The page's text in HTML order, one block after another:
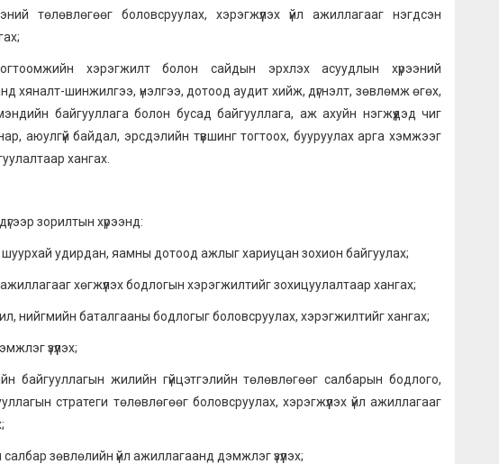
төлөвлөгөөг боловсруулах, хэрэгжүүлэх үйл ажиллагааг нэгдсэн
хэрэгжилт болон сайдын эрхлэх асуудлын хүрээний
хяналт-шинжилгээ, үнэлгээ, дотоод аудит хийж, дүгнэлт, зөвлөмж өгөх,
байгууллага болон бусад байгууллага, аж ахуйн нэгжүүдэд чиг
аюулгүй байдал, эрсдэлийн түвшинг тогтоох, бууруулах арга хэмжээг
хангах.
зорилтын хүрээнд:
удирдан, яамны дотоод ажлыг хариуцан зохион байгуулах;
хөгжүүлэх бодлогын хэрэгжилтийг зохицуулалтаар хангах;
баталгааны бодлогыг боловсруулах, хэрэгжилтийг хангах;
үзүүлэх;
жилийн гүйцэтгэлийн төлөвлөгөөг салбарын бодлого,
стратеги төлөвлөгөөг боловсруулах, хэрэгжүүлэх үйл ажиллагааг
зөвлөлийн үйл ажиллагаанд дэмжлэг үзүүлэх;